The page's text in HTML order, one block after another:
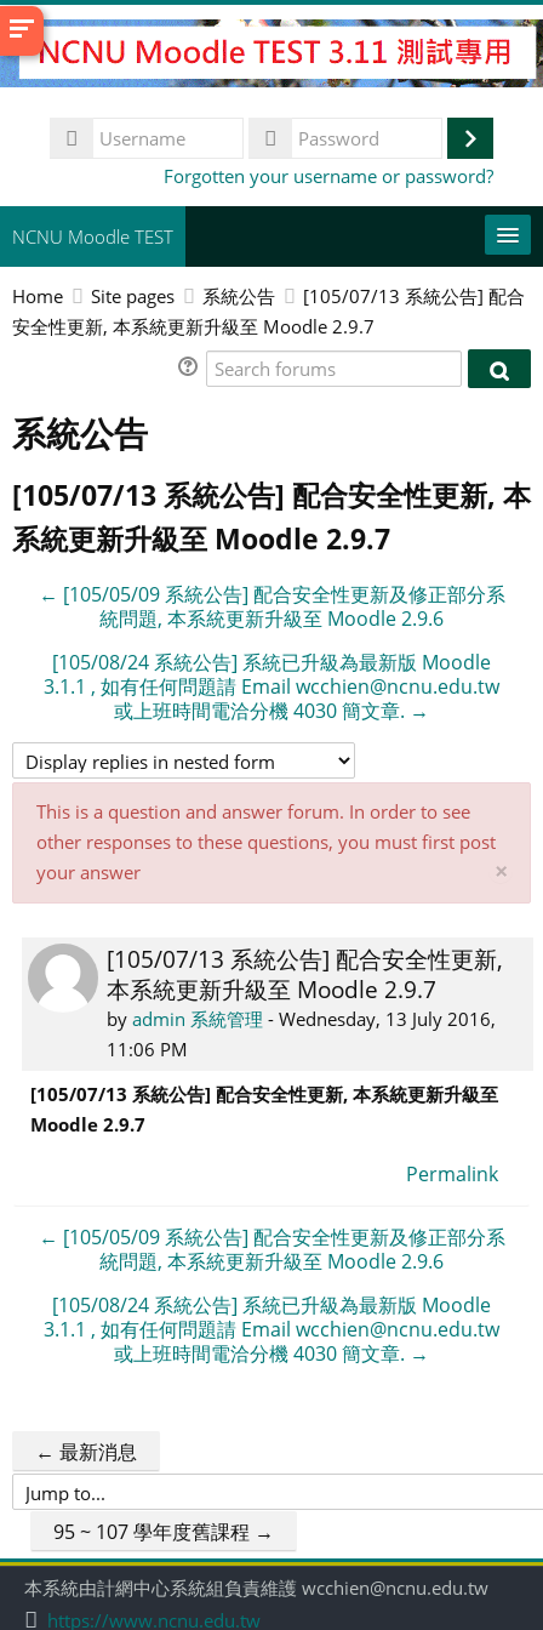
Skip
to
main
Username
Log
Forgotten your username or password?
NCNU Moodle TEST
常用連結
Home Site pages 系統公告
[105/07/13 系統公告] 配合
安全性更新, 本系統更新升級至 Moodle 2.9.7
Search
系統公告
[105/07/13 系統公告] 配合安全性更新, 本
系統更新升級至 Moodle 2.9.7
← [105/05/09 系統公告] 配合安全性更新及修正部分系
統問題, 本系統更新升級至 Moodle 2.9.6
[105/08/24 系統公告] 系統已升級為最新版 Moodle
3.1.1 , 如有任何問題請 Email wcchien@ncnu.edu.tw
或上班時間電洽分機 4030 簡文章. →
This is a question and answer forum. In order to see
other responses to these questions, you must first post
your answer
×
[105/07/13 系統公告] 配合安全性更新,
本系統更新升級至 Moodle 2.9.7
by admin 系統管理 - Wednesday, 13 July 2016,
11:06 PM
Number
of
replies:
0
[105/07/13 系統公告] 配合安全性更新, 本系統更新升級至
Moodle 2.9.7
Permalink
← [105/05/09 系統公告] 配合安全性更新及修正部分系
統問題, 本系統更新升級至 Moodle 2.9.6
[105/08/24 系統公告] 系統已升級為最新版 Moodle
3.1.1 , 如有任何問題請 Email wcchien@ncnu.edu.tw
或上班時間電洽分機 4030 簡文章. →
← 最新消息
Jump
95 ~ 107 學年度舊課程 →
本系統由計網中心系統組負責維護 wcchien@ncnu.edu.tw
https://www.ncnu.edu.tw